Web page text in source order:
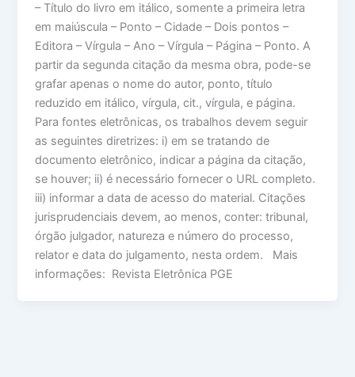
– Título do livro em itálico, somente a primeira letra
em maiúscula – Ponto – Cidade – Dois pontos –
Editora – Vírgula – Ano – Vírgula – Página – Ponto. A
partir da segunda citação da mesma obra, pode-se
grafar apenas o nome do autor, ponto, título
reduzido em itálico, vírgula, cit., vírgula, e página.
Para fontes eletrônicas, os trabalhos devem seguir
as seguintes diretrizes: i) em se tratando de
documento eletrônico, indicar a página da citação,
se houver; ii) é necessário fornecer o URL completo.
iii) informar a data de acesso do material. Citações
jurisprudenciais devem, ao menos, conter: tribunal,
órgão julgador, natureza e número do processo,
relator e data do julgamento, nesta ordem. Mais
informações: Revista Eletrônica PGE